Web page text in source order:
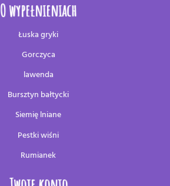
O wypełnieniach
Łuska gryki
Gorczyca
lawenda
Bursztyn bałtycki
Siemię lniane
Pestki wiśni
Rumianek